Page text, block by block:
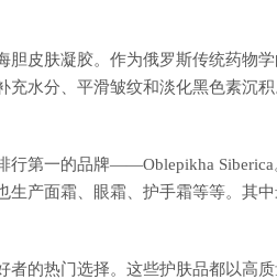
皮肤凝胶。作为俄罗斯传统药物
水分、平滑皱纹和淡化黑色素沉
行第一的品牌——Oblepikha Siberica
生产面霜、眼霜、护手霜等等。其
者的热门选择。这些护肤品都以高